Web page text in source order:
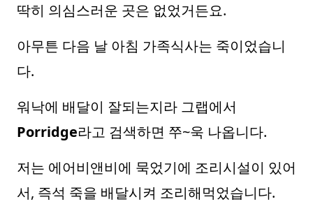
딱히 의심스러운 곳은 없었거든요.
아무튼 다음 날 아침 가족식사는 죽이었습니
다.
워낙에 배달이 잘되는지라 그랩에서
Porridge라고 검색하면 쭈~욱 나옵니다.
저는 에어비앤비에 묵었기에 조리시설이 있어
서, 즉석 죽을 배달시켜 조리해먹었습니다.